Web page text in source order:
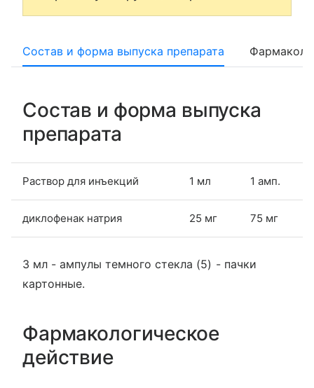
Состав и форма выпуска препарата
Состав и форма выпуска
препарата
Раствор для инъекций 1 мл 1 амп.
диклофенак натрия 25 мг 75 мг
3 мл - ампулы темного стекла (5) - пачки
картонные.
Фармакологическое
действие